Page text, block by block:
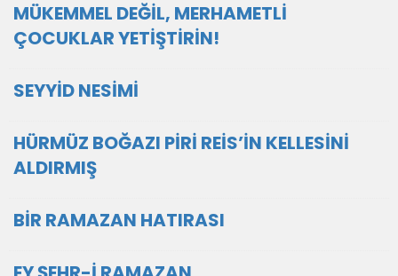
MÜKEMMEL DEĞİL, MERHAMETLİ
ÇOCUKLAR YETİŞTİRİN!
SEYYİD NESİMİ
HÜRMÜZ BOĞAZI PİRİ REİS’İN KELLESİNİ
ALDIRMIŞ
BİR RAMAZAN HATIRASI